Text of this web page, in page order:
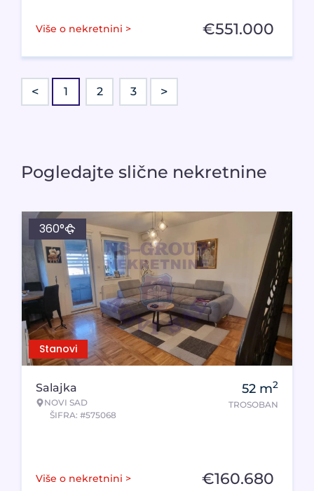
Više o nekretnini > €551.000
< 1 2 3 >
Pogledajte slične nekretnine
Stanovi
360°
Salajka
NOVI SAD
ŠIFRA: #575068
52 m2
TROSOBAN
Više o nekretnini > €160.680